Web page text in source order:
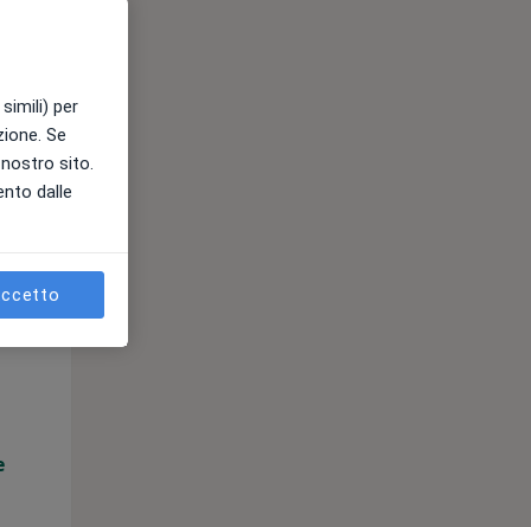
Mer,
per
Se
sito.
dalle